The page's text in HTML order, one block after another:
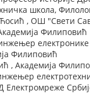
школа,
, ОШ "Свети
Филиповић
електронике
Филиповић
, Академија
Електромреже